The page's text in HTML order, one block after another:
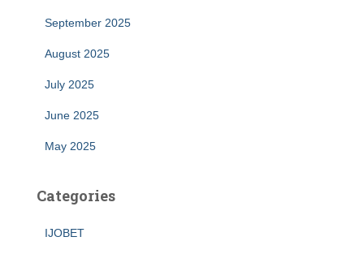
September 2025
August 2025
July 2025
June 2025
May 2025
Categories
IJOBET